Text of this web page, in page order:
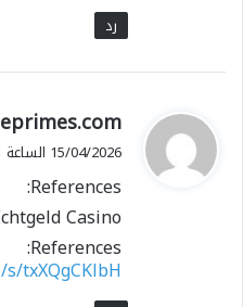
رد
ي
ق
ل
15/04/2026 الساعة 18:51
References:
Casino
References:
txXQgCKlbH